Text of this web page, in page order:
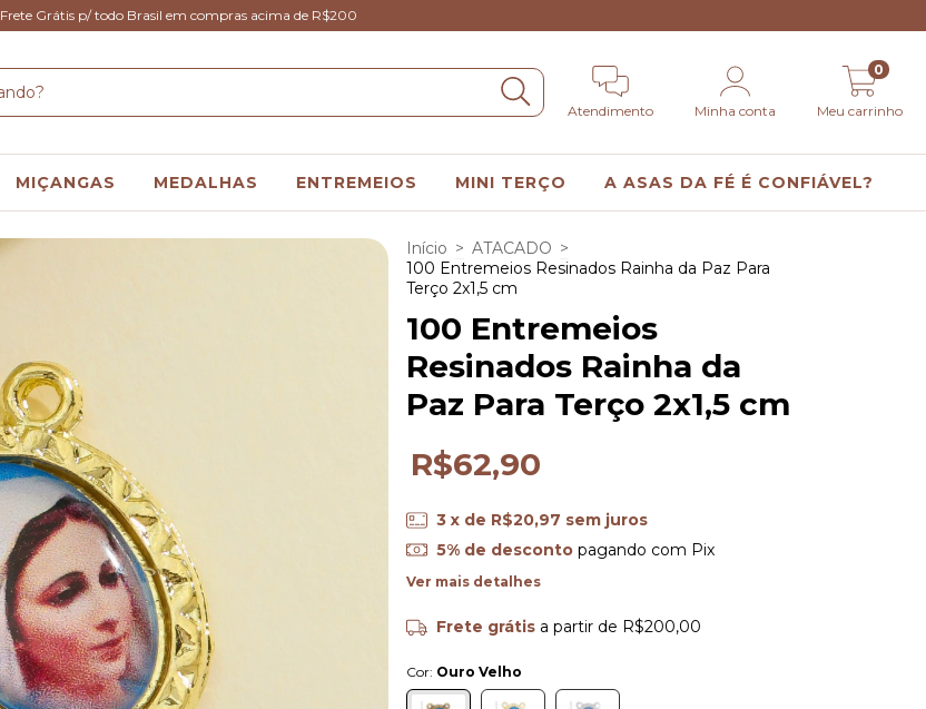
Frete Grátis p/ todo Brasil em compras acima de R$200
Atendimento Minha conta Meu carrinho
0
MIÇANGAS MEDALHAS ENTREMEIOS MINI TERÇO A ASAS DA FÉ É CONFIÁVEL?
Início > ATACADO >
100 Entremeios Resinados Rainha da Paz Para
Terço 2x1,5 cm
100 Entremeios
Resinados Rainha da
Paz Para Terço 2x1,5 cm
R$62,90
3 x de R$20,97 sem juros
5% de descontopagando com Pix
Ver mais detalhes
Frete grátis a partir de R$200,00
Cor: Ouro Velho